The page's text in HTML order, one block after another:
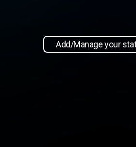
Add/Manage your